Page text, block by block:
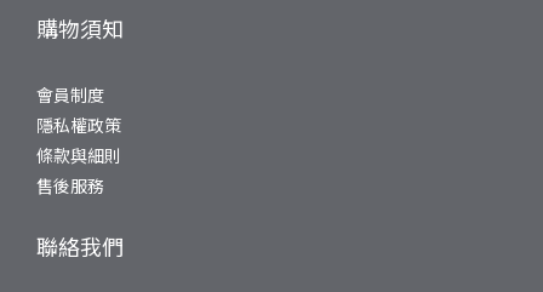
購物須知
會員制度
隱私權政策
條款與細則
售後服務
聯絡我們